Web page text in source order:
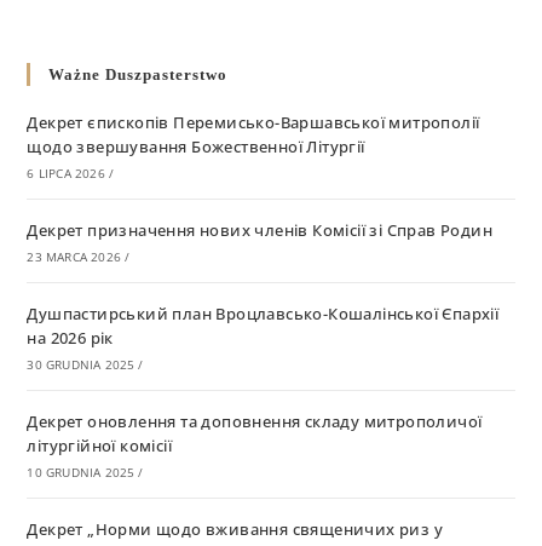
Ważne Duszpasterstwo
Декрет єпископів Перемисько-Варшавської митрополії
щодо звершування Божественної Літургії
6 LIPCA 2026 /
Декрет призначення нових членів Комісії зі Справ Родин
23 MARCA 2026 /
Душпастирський план Вроцлавсько-Кошалінської Єпархії
на 2026 рік
30 GRUDNIA 2025 /
Декрет оновлення та доповнення складу митрополичої
літургійної комісії
10 GRUDNIA 2025 /
Декрет „Норми щодо вживання священичих риз у